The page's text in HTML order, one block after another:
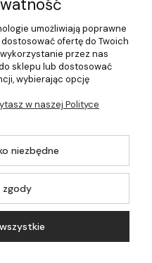
Płatności i dostawa
Pomoc
Moje konto
| 499.pl - najlepszy sklep z
umożliwiają poprawne
ofertę do Twoich
przez nas
sklepu lub dostosować
wybierając opcję
w naszej Polityce
niezbędne